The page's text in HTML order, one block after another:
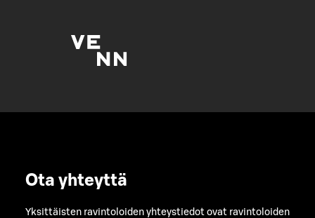
Ota yhteyttä
Yksittäisten ravintoloiden yhteystiedot ovat ravintoloiden